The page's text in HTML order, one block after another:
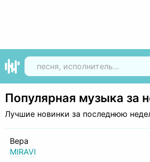
Популярная музыка за
Лучшие новинки за последнюю
Вера
MIRAVI